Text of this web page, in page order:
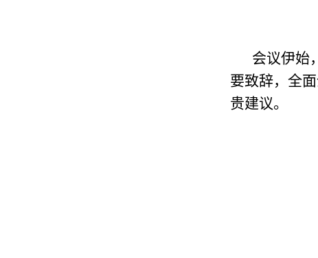
会议伊始
要致辞，全
贵建议。